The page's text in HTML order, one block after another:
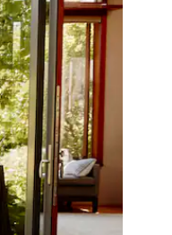
o bien tocando y